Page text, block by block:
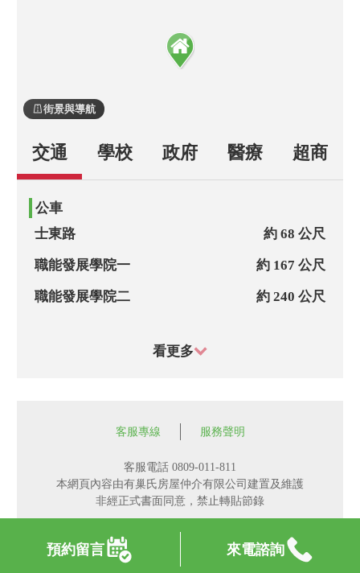
街景與導航
交通 學校 政府 醫療 超商
公車
士東路
約 68 公尺
職能發展學院一 約 167 公尺
職能發展學院二 約 240 公尺
天母棒球場(士東) 約 416 公尺
德行芝玉路口 約 479 公尺
看更多
客服專線 服務聲明
客服電話 0809-011-811
本網頁內容由有巢氏房屋仲介有限公司建置及維護
非經正式書面同意，禁止轉貼節錄
預約留言 來電諮詢